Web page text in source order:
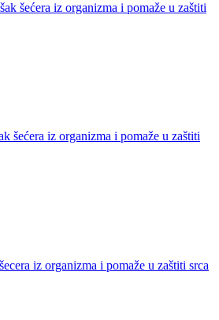
šećera iz organizma i pomaže u zaštiti
šećera iz organizma i pomaže u zaštiti
iz organizma i pomaže u zaštiti srca